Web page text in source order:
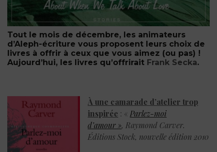
Tout le mois de décembre, les animateurs
d’Aleph-écriture vous proposent leurs choix de
livres à offrir à ceux que vous aimez (ou pas) !
Aujourd’hui, les livres qu’offrirait Frank Secka.
À une camarade d’atelier trop
inspirée : « Parlez-moi
d’amour », Raymond Carver.
Éditions Stock, nouvelle édition 2010